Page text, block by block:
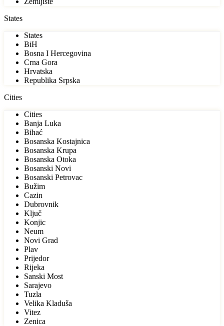
States
States
BiH
Bosna I Hercegovina
Crna Gora
Hrvatska
Republika Srpska
Cities
Cities
Banja Luka
Bihać
Bosanska Kostajnica
Bosanska Krupa
Bosanska Otoka
Bosanski Novi
Bosanski Petrovac
Bužim
Cazin
Dubrovnik
Ključ
Konjic
Neum
Novi Grad
Plav
Prijedor
Rijeka
Sanski Most
Sarajevo
Tuzla
Velika Kladuša
Vitez
Zenica